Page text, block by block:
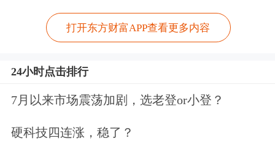
认为，注销事项将使集团能够按具备吸
引力的估值变现其投资项目。由注销事
打开东方财富APP查看更多内容
24小时点击排行
7月以来市场震荡加剧，选老登or小登？
硬科技四连涨，稳了？